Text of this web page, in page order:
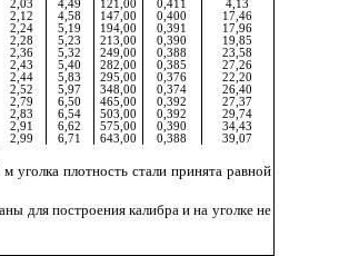
2,03
2,12
4,49
4,58
121,00
147,00
0,411
0,400
4,13
17,46
2,24
2,28
2,36
2,43
5,19
5,23
5,32
5,40
194,00
213,00
249,00
282,00
0,391
0,390
0,388
0,385
17,96
19,85
23,58
27,26
2,44
2,52
5,83
5,97
295,00
348,00
0,376
0,374
22,20
26,40
2,79
2,83
2,91
2,99
6,50
6,54
6,62
6,71
465,00
503,00
575,00
643,00
0,392
0,392
0,390
0,388
27,37
29,74
34,43
39,07
плотность стали принята равной
для построения калибра и на уголке не